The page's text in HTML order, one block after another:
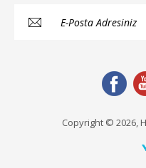
Copyright © 2026,